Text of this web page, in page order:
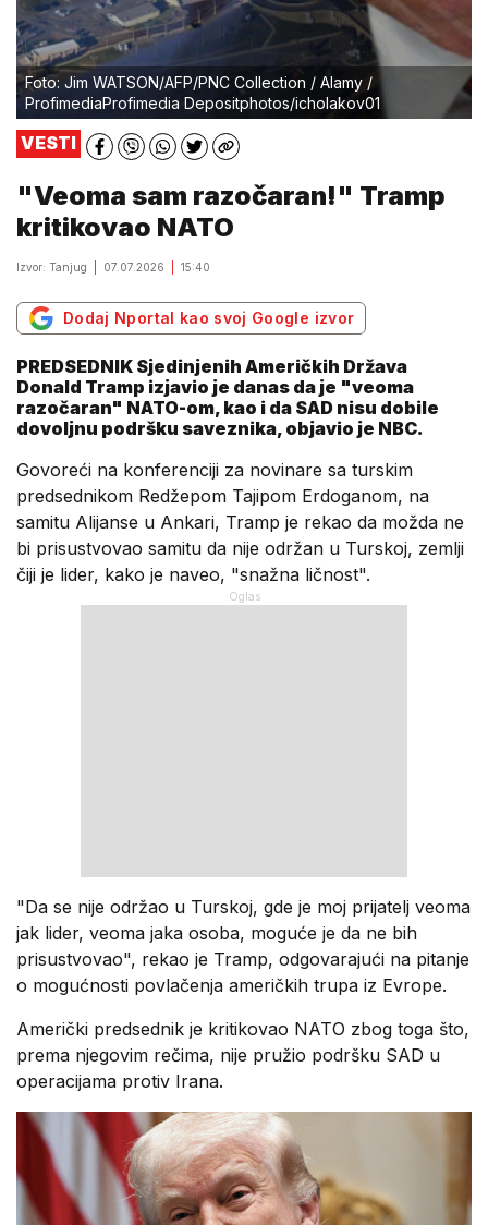
Foto: Jim WATSON/AFP/PNC Collection / Alamy /
ProfimediaProfimedia Depositphotos/icholakov01
VESTI
"Veoma sam razočaran!" Tramp
kritikovao NATO
Izvor: Tanjug 07.07.2026 15:40
Dodaj Nportal kao svoj Google izvor
PREDSEDNIK Sjedinjenih Američkih Država
Donald Tramp izjavio je danas da je "veoma
razočaran" NATO-om, kao i da SAD nisu dobile
dovoljnu podršku saveznika, objavio je NBC.
Govoreći na konferenciji za novinare sa turskim
predsednikom Redžepom Tajipom Erdoganom, na
samitu Alijanse u Ankari, Tramp je rekao da možda ne
bi prisustvovao samitu da nije održan u Turskoj, zemlji
čiji je lider, kako je naveo, "snažna ličnost".
"Da se nije održao u Turskoj, gde je moj prijatelj veoma
jak lider, veoma jaka osoba, moguće je da ne bih
prisustvovao", rekao je Tramp, odgovarajući na pitanje
o mogućnosti povlačenja američkih trupa iz Evrope.
Američki predsednik je kritikovao NATO zbog toga što,
prema njegovim rečima, nije pružio podršku SAD u
operacijama protiv Irana.